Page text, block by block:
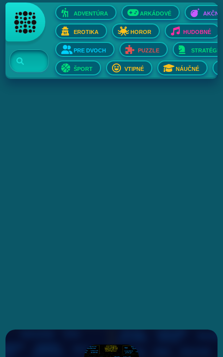
ADVENTÚRA ARKÁDOVÉ AKČNÉ
EROTIKA HOROR HUDOBNÉ
PRE DVOCH PUZZLE STRATÉGIE
ŠPORT VTIPNÉ NÁUČNÉ